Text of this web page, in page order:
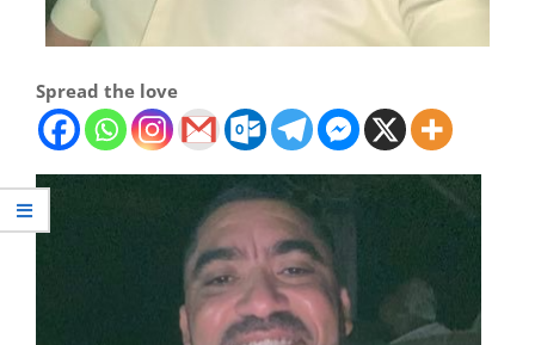
Spread the love